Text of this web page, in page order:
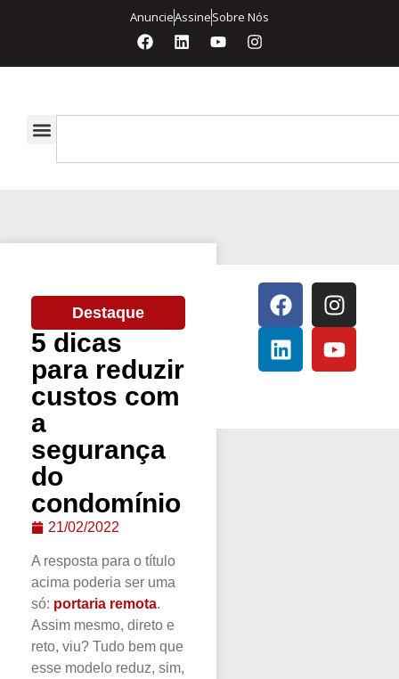
AnuncieAssineSobre Nós
Destaque
5 dicas
para reduzir
custos com
a
segurança
do
condomínio
21/02/2022
A resposta para o título
acima poderia ser uma
só: portaria remota.
Assim mesmo, direto e
reto, viu? Tudo bem que
esse modelo reduz, sim,